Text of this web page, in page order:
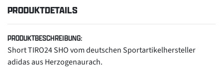
PRODUKTDETAILS
PRODUKTBESCHREIBUNG:
Short TIRO24 SHO vom deutschen Sportartikelhersteller
adidas aus Herzogenaurach.